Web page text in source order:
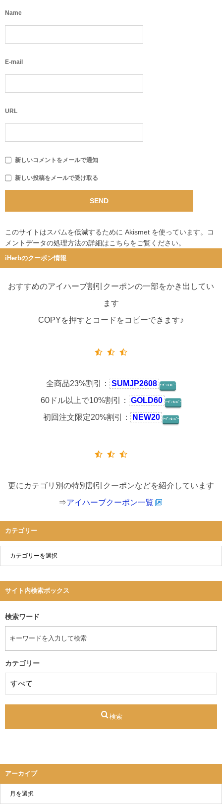
Name
E-mail
URL
新しいコメントをメールで通知
新しい投稿をメールで受け取る
このサイトはスパムを低減するために Akismet を使っています。
コ
メントデータの処理方法の詳細はこちらをご覧ください。
iHerbのクーポン情報
おすすめのアイハーブ割引クーポンの一部をかき出してい
ます
COPYを押すとコードをコピーできます♪
全商品23%割引： SUMJP2608 ｸｰﾎﾟﾝをｺﾋﾟｰ
60ドル以上で10%割引： GOLD60 ｸｰﾎﾟﾝをｺﾋﾟｰ
初回注文限定20%割引： NEW20 ｸｰﾎﾟﾝをｺﾋﾟｰ
更にカテゴリ別の特別割引クーポンなどを紹介しています
⇒アイハーブクーポン一覧
カテゴリー
サイト内検索ボックス
検索ワード
カテゴリー
検索
アーカイブ